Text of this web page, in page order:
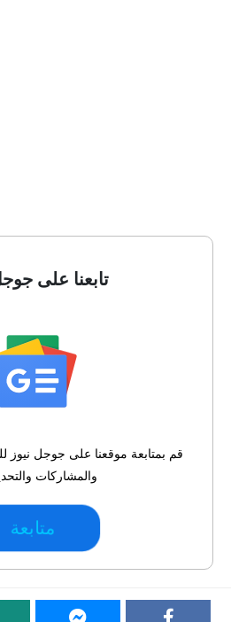
تابعنا على
قم بمتابعة موقعنا على جوجل نيوز
والمشاركات
متابعة